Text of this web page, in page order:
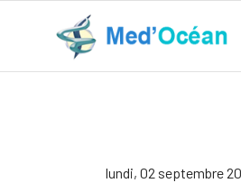
lundi, 02 septembre